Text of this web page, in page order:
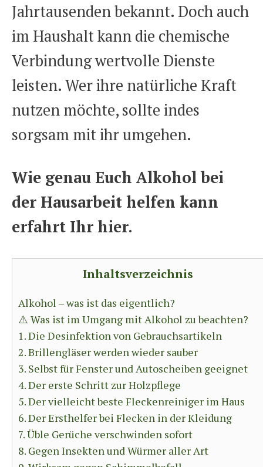
Jahrtausenden bekannt. Doch auch
im Haushalt kann die chemische
Verbindung wertvolle Dienste
leisten. Wer ihre natürliche Kraft
nutzen möchte, sollte indes
sorgsam mit ihr umgehen.
Wie genau Euch Alkohol bei
der Hausarbeit helfen kann
erfahrt Ihr hier.
Inhaltsverzeichnis
Alkohol – was ist das eigentlich?
⚠️ Was ist im Umgang mit Alkohol zu beachten?
1. Die Desinfektion von Gebrauchsartikeln
2. Brillengläser werden wieder sauber
3. Selbst für Fenster und Autoscheiben geeignet
4. Der erste Schritt zur Holzpflege
5. Der vielleicht beste Fleckenreiniger im Haus
6. Der Ersthelfer bei Flecken in der Kleidung
7. Üble Gerüche verschwinden sofort
8. Gegen Insekten und Würmer aller Art